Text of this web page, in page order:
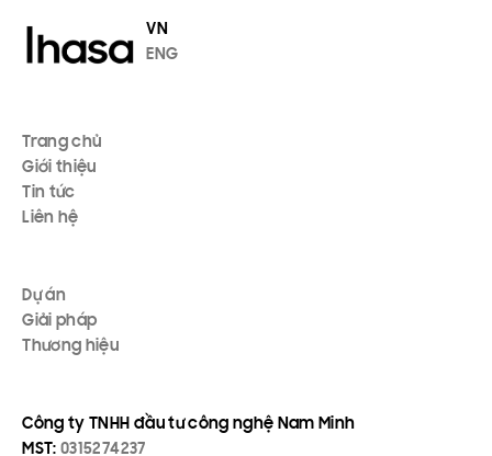
VN
ENG
Trang chủ
Giới thiệu
Tin tức
Liên hệ
Dự án
Giải pháp
Thương hiệu
Công ty TNHH đầu tư công nghệ Nam Minh
MST:0315274237